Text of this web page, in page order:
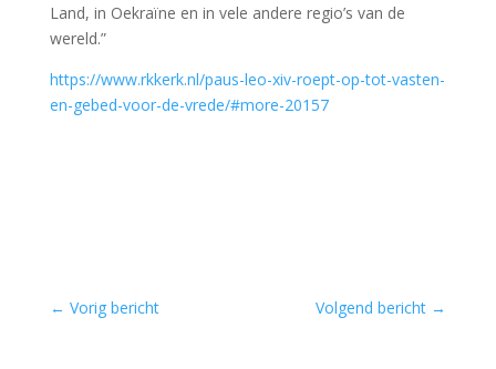
Land, in Oekraïne en in vele andere regio’s van de
wereld.”
https://www.rkkerk.nl/paus-leo-xiv-roept-op-tot-vasten-
en-gebed-voor-de-vrede/#more-20157
← Vorig bericht Volgend bericht →